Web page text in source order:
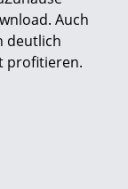
Auch
deutlich
profitieren.